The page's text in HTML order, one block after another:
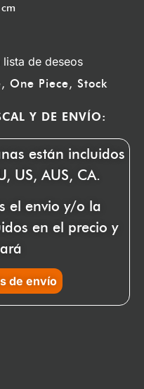
lista de deseos
, One Piece, Stock
Y DE ENVÍO:
están incluidos
US, AUS, CA.
el envio y/o la
en el precio y
de envío